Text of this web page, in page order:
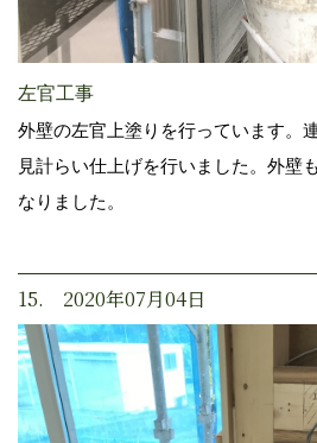
左官工事
外壁の左官上塗りを行っています。
見計らい仕上げを行いました。外壁
なりました。
15. 2020年07月04日